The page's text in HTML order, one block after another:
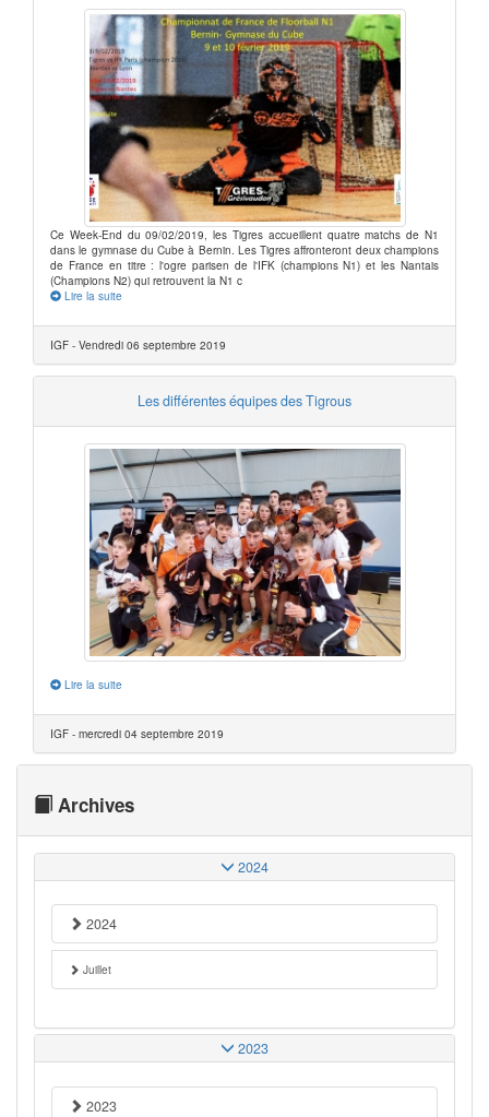
Ce Week-End du 09/02/2019, les Tigres accueillent quatre matchs de N1
dans le gymnase du Cube à Bernin. Les Tigres affronteront deux champions
de France en titre : l'ogre parisen de l'IFK (champions N1) et les Nantais
(Champions N2) qui retrouvent la N1 c
Lire la suite
IGF - Vendredi 06 septembre 2019
Les différentes équipes des Tigrous
Lire la suite
IGF - mercredi 04 septembre 2019
Archives
2024
2024
Juillet
2023
2023